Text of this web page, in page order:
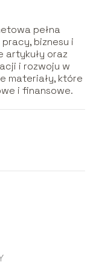
pełna
biznesu i
artykuły oraz
i rozwoju w
materiały, które
i finansowe.